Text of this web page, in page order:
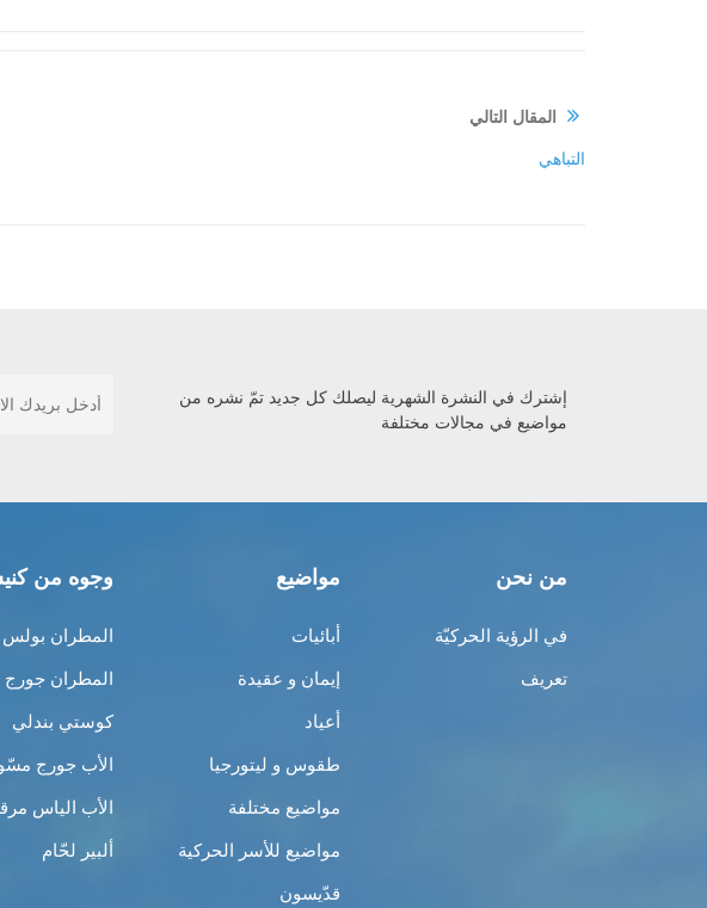
المقال التالي
التباهي
إشترك في النشرة الشهرية ليصلك كل جديد تمّ نشره من
مواضيع في مجالات مختلفة
من نحن
في الرؤية الحركيّة
تعريف
مواضيع
أبائيات
إيمان و عقيدة
أعياد
طقوس و ليتورجيا
مواضيع مختلفة
مواضيع للأسر الحركية
قدّيسون
وجوه من
المطران بولس
المطران
كوستي بندلي
الأب جورج
الأب الياس
ألبير لحّام